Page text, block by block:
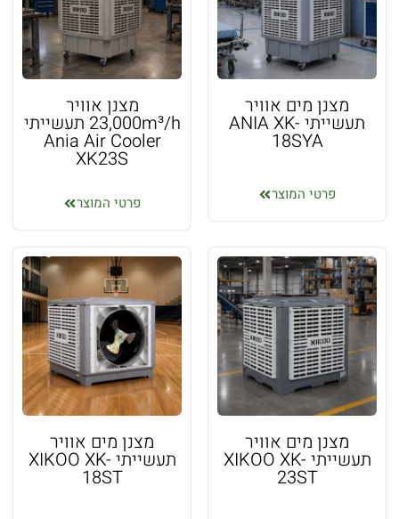
מצנן מים אוויר
תעשייתי ANIA XK-
18SYA
פרטי המוצר
מצנן אוויר
23,000m³/h תעשייתי
Ania Air Cooler
XK23S
פרטי המוצר
מצנן מים אוויר
תעשייתי XIKOO XK-
23ST
מצנן מים אוויר
תעשייתי XIKOO XK-
18ST